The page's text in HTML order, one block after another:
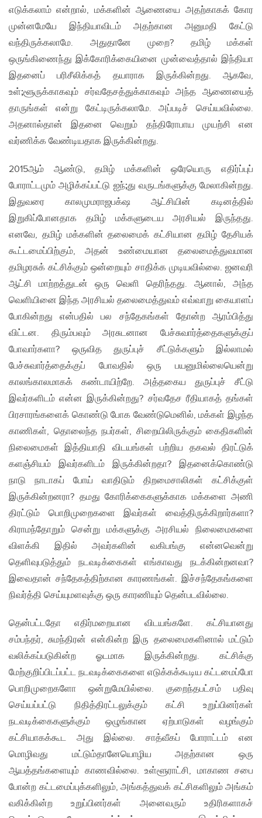
எடுக்கலாம் என்றால், மக்களின் ஆணையை அதற்காகக் கோர
முன்னமேயே இந்தியாவிடம் அதற்கான அனுமதி கேட்டு
வந்திருக்கலாமே. அதுதானே முறை? தமிழ் மக்கள்
ஒருங்கிணைந்து இக்கோரிக்கையினை முன்வைத்தால் இந்தியா
இதனைப் பரிசீலிக்கத் தயாராக இருக்கின்றது. ஆகவே,
உள்;ளூருக்காகவும் சர்வதேசத்துக்காகவும் அந்த ஆணையைத்
தாருங்கள் என்று கேட்டிருக்கலாமே. அப்படிச் செய்யவில்லை.
அதனால்தான் இதனை வெறும் தந்திரோபாய முயற்சி என
வர்ணிக்க வேண்டியதாக இருக்கின்றது.
2015ஆம் ஆண்டு, தமிழ் மக்களின் ஒரேயொரு எதிர்ப்புப்
போராட்டமும் அழிக்கப்பட்டு ஐந்;து வருடங்களுக்கு மேலாகின்றது.
இதுவரை காலமும​ராஜபக்‌ஷ ஆட்சியின் கடினத்தில்
இறுகிப்போனதாக தமிழ் மக்களுடைய அரசியல் இருந்தது.
எனவே, தமிழ் மக்களின் தலைமைக் கட்சியான தமிழ் தேசியக்
கூட்டமைப்பிற்கும், அதன் உண்மையான தலைமைத்துவமான
தமிழரசுக் கட்சிக்கும் ஒன்றையும் சாதிக்க முடியவில்லை. ஜனவரி
ஆட்சி மாற்றத்துடன் ஒரு வெளி தெரிந்தது. ஆனால், அந்த
வெளியினை இந்த அரசியல் தலைமைத்துவம் எவ்வாறு கையாளப்
போகின்றது என்பதில் பல சந்தேகங்கள் தோன்ற ஆரம்பித்து
விட்டன. திரும்பவும் அரசுடனான பேச்சுவார்த்தைகளுக்குப்
போவார்களா? ஒருவித துருப்புச் சீட்டுக்களும் இல்லாமல்
பேச்சுவார்த்தைக்குப் போவதில் ஒரு பயனுமில்லையென்று
காலங்காலமாகக் கண்டாயிற்றே. அத்தகைய துருப்புச் சீட்டு
இவர்களிடம் என்ன இருக்கின்றது? சர்வதேச ரீதியாகத் தங்கள்
பிரசாரங்களைக் கொண்டு போக வேண்டுமெனில், மக்கள் இழந்த
காணிகள், தொலைந்த நபர்கள், சிறையிலிருக்கும் கைதிகளின்
நிலைமைகள் இத்தியாதி விடயங்கள் பற்றிய தகவல் திரட்டுக்
களஞ்சியம் இவர்களிடம் இருக்கின்றதா? இதனைக்கொண்டு
நாடு நாடாகப் போய் வாதிடும் திறமைசாலிகள் கட்சிக்குள்
இருக்கின்றனரா? தமது கோரிக்கைகளுக்காக மக்களை அணி
திரட்டும் பொறிமுறைகளை இவர்கள் வைத்திருக்கிறார்களா?
கிராமந்தோறும் சென்று மக்களுக்கு அரசியல் நிலைமைகளை
விளக்கி இதில் அவர்களின் வகிபங்கு என்னவென்று
தெளிவுபடுத்தும் நடவடிக்கைகள் எங்காவது நடக்கின்றனவா?
இவைதான் சந்தேகத்திற்கான காரணங்கள். இச்சந்தேகங்களை
நிவர்த்தி செய்யுமளவுக்கு ஒரு காரணியும் தென்படவில்லை.
தென்பட்டதோ எதிர்மறையான விடயங்களே. கட்சியானது
சம்பந்தர், சுமந்திரன் என்கின்ற இரு தலைமைகளினால் மட்டும்
வலிக்கப்படுகின்ற ஓடமாக இருக்கின்றது. கட்சிக்கு
மேற்குறிப்பிடப்பட்ட நடவடிக்கைகளை எடுக்கக்கூடிய கட்டமைப்போ
பொறிமுறைகளோ ஒன்றுமேயில்லை. குறைந்தபட்சம் பதிவு
செய்யப்பட்டு நிதித்திரட்டலுக்கும் கட்சி உறுப்பினர்கள்
நடவடிக்கைகளுக்கும் ஒழுங்கான ஏற்பாடுகள் வழங்கும்
கட்சியாகக்கூட அது இல்லை. சாத்வீகப் போராட்டம் என
மொழிவது மட்டும்தானேயொழிய அதற்கான ஒரு
ஆயத்தங்களையும் காணவில்லை. உள்ளூராட்சி, மாகாண சபை
போன்ற கட்டமைப்புக்களிலும், அங்கத்துவக் கட்சிகளிலும் அங்கம்
வகிக்கின்ற உறுப்பினர்கள் அனைவரும் உதிரிகளாகச்